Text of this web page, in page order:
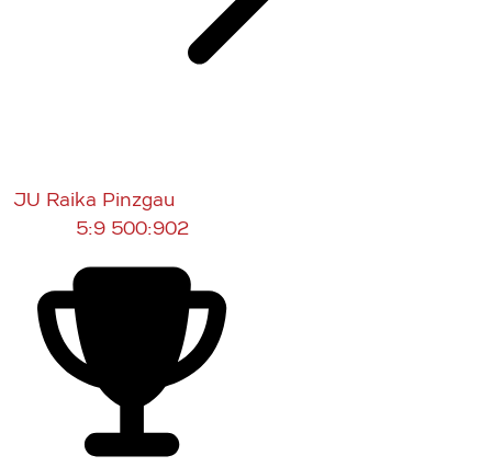
JU Raika Pinzgau
5:9 500:902